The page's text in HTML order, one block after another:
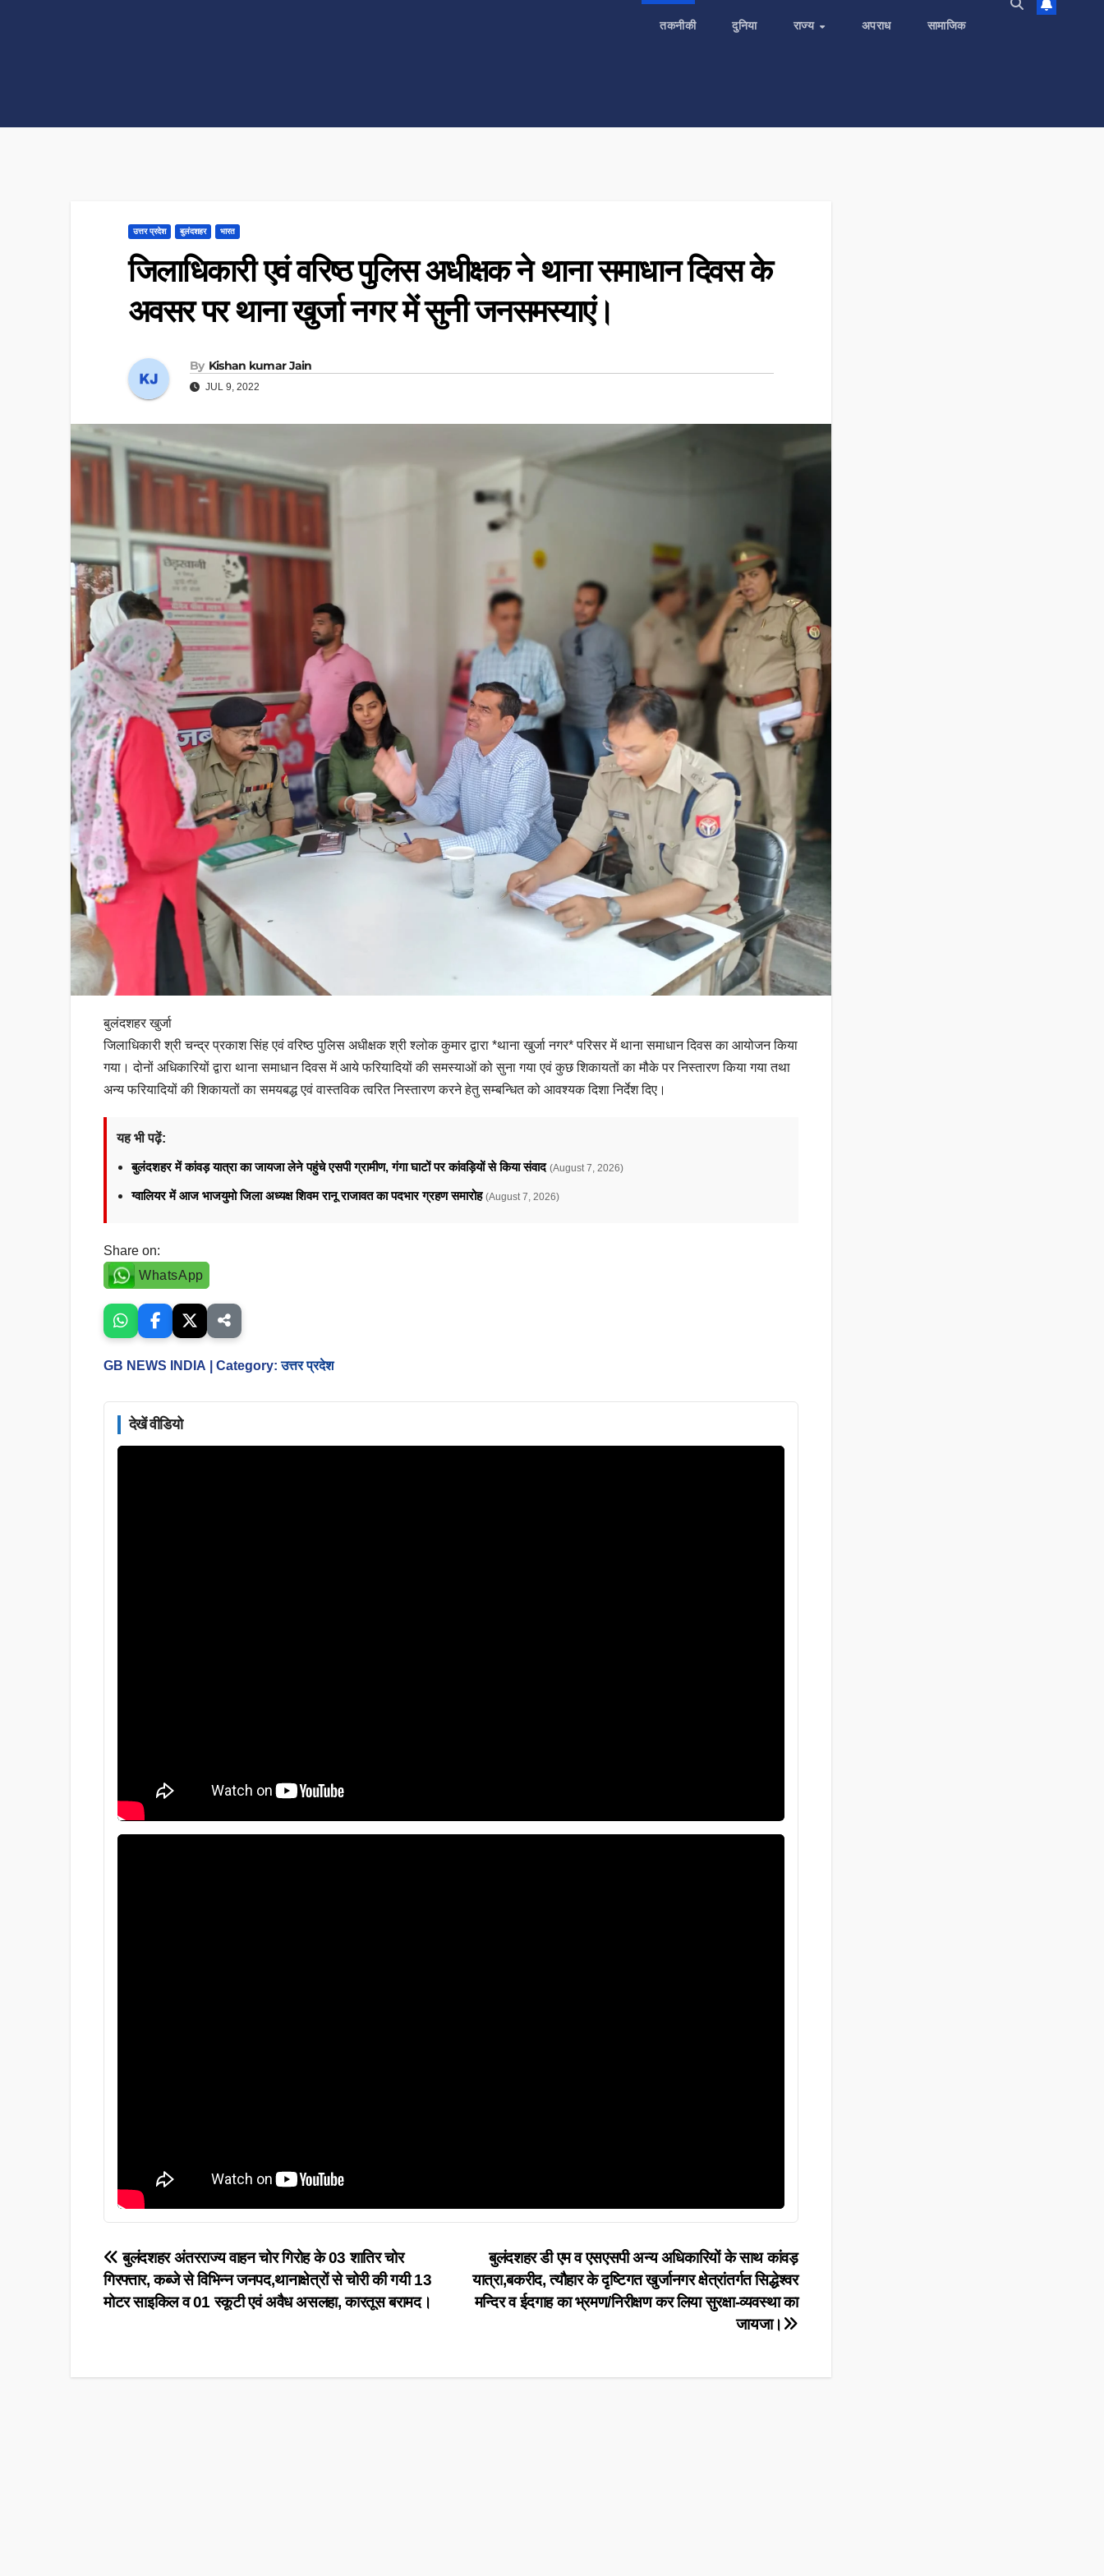
तकनीकी दुनिया राज्य अपराध सामाजिक
उत्तर प्रदेश बुलंदशहर भारत
जिलाधिकारी एवं वरिष्ठ पुलिस अधीक्षक ने थाना समाधान दिवस के
अवसर पर थाना खुर्जा नगर में सुनी जनसमस्याएं।
By Kishan kumar Jain
JUL 9, 2022
बुलंदशहर खुर्जा
जिलाधिकारी श्री चन्द्र प्रकाश सिंह एवं वरिष्ठ पुलिस अधीक्षक श्री श्लोक कुमार द्वारा *थाना खुर्जा नगर* परिसर में थाना समाधान दिवस का आयोजन किया
गया। दोनों अधिकारियों द्वारा थाना समाधान दिवस में आये फरियादियों की समस्याओं को सुना गया एवं कुछ शिकायतों का मौके पर निस्तारण किया गया तथा
अन्य फरियादियों की शिकायतों का समयबद्ध एवं वास्तविक त्वरित निस्तारण करने हेतु सम्बन्धित को आवश्यक दिशा निर्देश दिए।
यह भी पढ़ें:
बुलंदशहर में कांवड़ यात्रा का जायजा लेने पहुंचे एसपी ग्रामीण, गंगा घाटों पर कांवड़ियों से किया संवाद (August 7, 2026)
ग्वालियर में आज भाजयुमो जिला अध्यक्ष शिवम रानू राजावत का पदभार ग्रहण समारोह (August 7, 2026)
Share on:
WhatsApp
GB NEWS INDIA | Category:उत्तर प्रदेश
देखें वीडियो
Post
navigation
बुलंदशहर डी एम व एसएसपी अन्य अधिकारियों के साथ कांवड़
यात्रा,बकरीद, त्यौहार के दृष्टिगत खुर्जानगर क्षेत्रांतर्गत सिद्धेश्वर
मन्दिर व ईदगाह का भ्रमण/निरीक्षण कर लिया सुरक्षा-व्यवस्था का
जायजा।
बुलंदशहर अंतरराज्य वाहन चोर गिरोह के 03 शातिर चोर
गिरफ्तार, कब्जे से विभिन्न जनपद,थानाक्षेत्रों से चोरी की गयी 13
मोटर साइकिल व 01 स्कूटी एवं अवैध असलहा, कारतूस बरामद।